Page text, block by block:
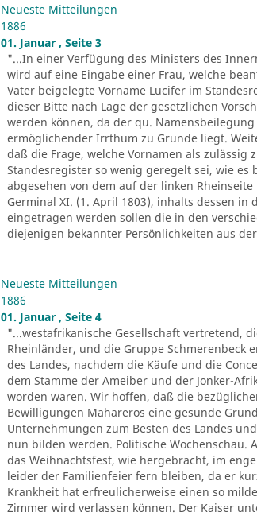
Neueste Mitteilungen
1886
01. Januar , Seite 3
"...In einer Verfügung des Ministers des
wird auf eine Eingabe einer Frau, welche
Vater beigelegte Vorname Lucifer im
dieser Bitte nach Lage der gesetzlichen
werden können, da der qu.
ermöglichender Irrthum zu Grunde liegt.
daß die Frage, welche Vornamen als
Standesregister so wenig geregelt sei, wie
abgesehen von dem auf der linken
Germinal XI. (1. April 1803), inhalts dessen in
eingetragen werden sollen die in den
diejenigen bekannter Persönlichkeiten aus
Neueste Mitteilungen
1886
01. Januar , Seite 4
"...westafrikanische Gesellschaft vertretend,
Rheinländer, und die Gruppe Schmerenbeck
des Landes, nachdem die Käufe und die
dem Stamme der Ameiber und der Jonker-
worden waren. Wir hoffen, daß die
Bewilligungen Mahareros eine gesunde
Unternehmungen zum Besten des Landes
nun bilden werden. Politische Wochenschau.
das Weihnachtsfest, wie hergebracht, im
leider der Familienfeier fern bleiben, da er
Krankheit hat erfreulicherweise einen so
Zimmer wird verlassen können. Der Kaiser